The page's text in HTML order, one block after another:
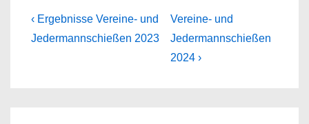
Beitragsnavigation
Previous
Post
‹ Ergebnisse Vereine- und
Jedermannschießen 2023
Next
Post
is
Vereine- und
Jedermannschießen
2024 ›